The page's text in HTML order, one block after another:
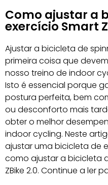
Como ajustar a
exercício Smart
Ajustar a bicicleta de
primeira coisa que
nosso treino de indoor
Isto é essencial porque
postura perfeita, bem
ou desconforto mais
obter o melhor
indoor cycling. Neste
ajustar uma bicicleta de
como ajustar a bicicleta
ZBike 2.0. Continue a ler